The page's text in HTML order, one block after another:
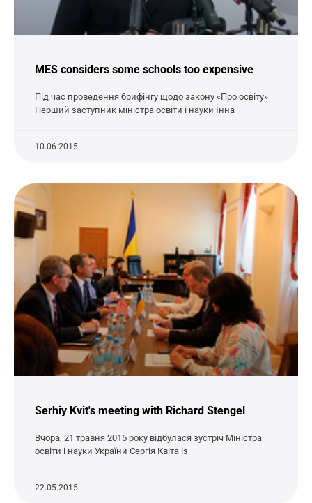
MES considers some schools too expensive
Під час проведення брифінгу щодо закону «Про освіту»
Перший заступник міністра освіти і науки Інна
10.06.2015
Serhiy Kvit's meeting with Richard Stengel
Вчора, 21 травня 2015 року відбулася зустріч Міністра
освіти і науки України Сергія Квіта із
22.05.2015